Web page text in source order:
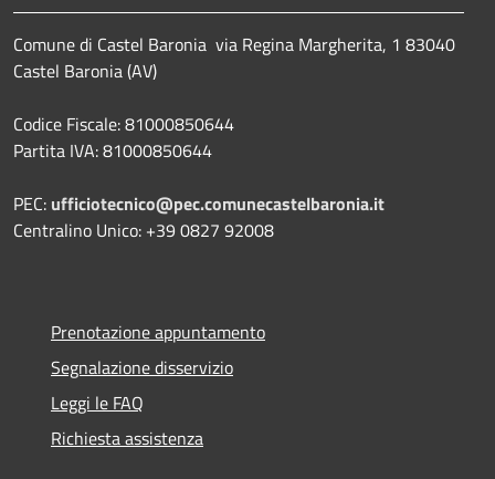
Comune di Castel Baronia via Regina Margherita, 1 83040
Castel Baronia (AV)
Codice Fiscale: 81000850644
Partita IVA: 81000850644
PEC: ufficiotecnico@pec.comunecastelbaronia.it
Centralino Unico: +39 0827 92008
Prenotazione appuntamento
Segnalazione disservizio
Leggi le FAQ
Richiesta assistenza